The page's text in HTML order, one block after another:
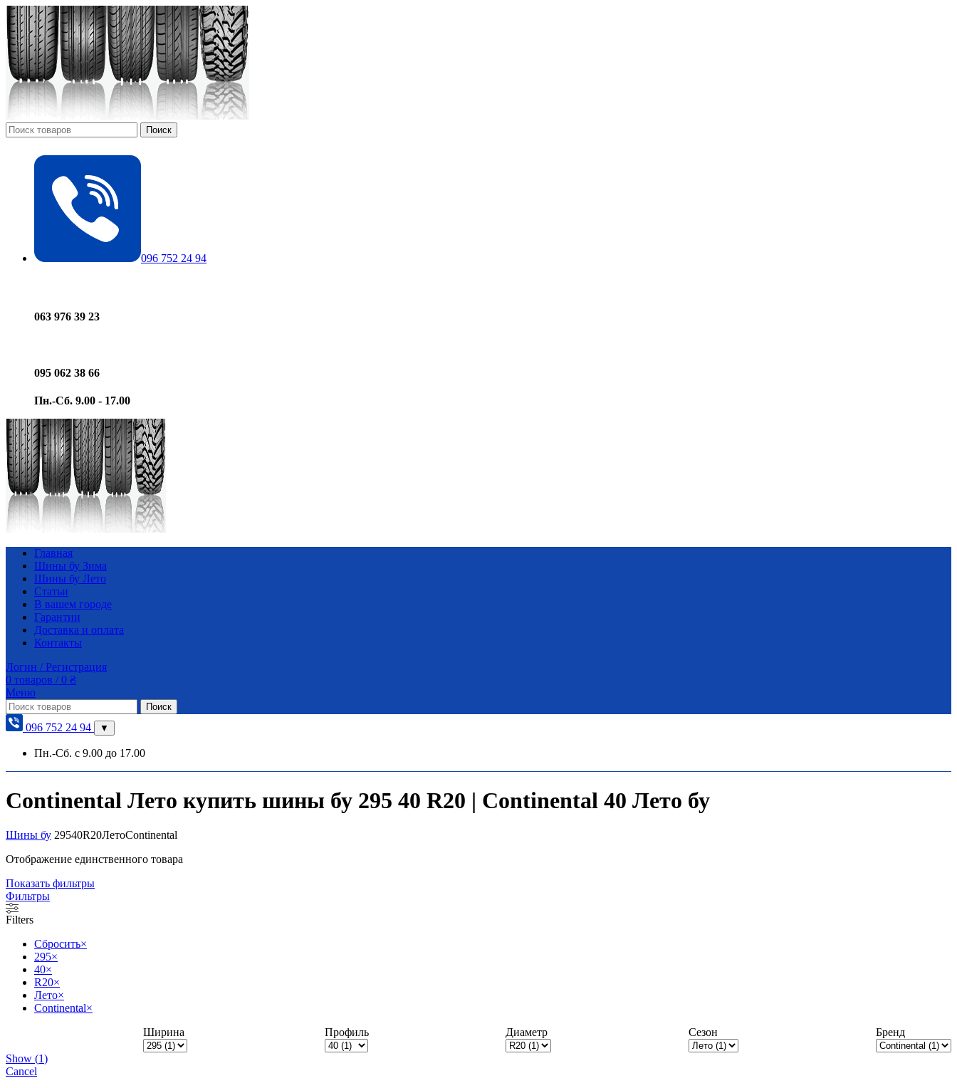
Поиск
096 752 24 94
063 976 39 23
095 062 38 66
Пн.-Сб. 9.00 - 17.00
Главная
Шины бу Зима
Шины бу Лето
Статьи
В вашем городе
Гарантии
Доставка и оплата
Контакты
Логин / Регистрация
0 товаров / 0 ₴
Меню
Поиск
096 752 24 94 ▼
Пн.-Сб. с 9.00 до 17.00
Continental Лето купить шины бу 295 40 R20 | Continental 40 Лето бу
Шины бу 29540R20ЛетоContinental
Отображение единственного товара
Показать фильтры
Фильтры
Filters
Сбросить×
295×
40×
R20×
Лето×
Continental×
Ширина
Профиль Диаметр Сезон Бренд
Show (1)
Cancel